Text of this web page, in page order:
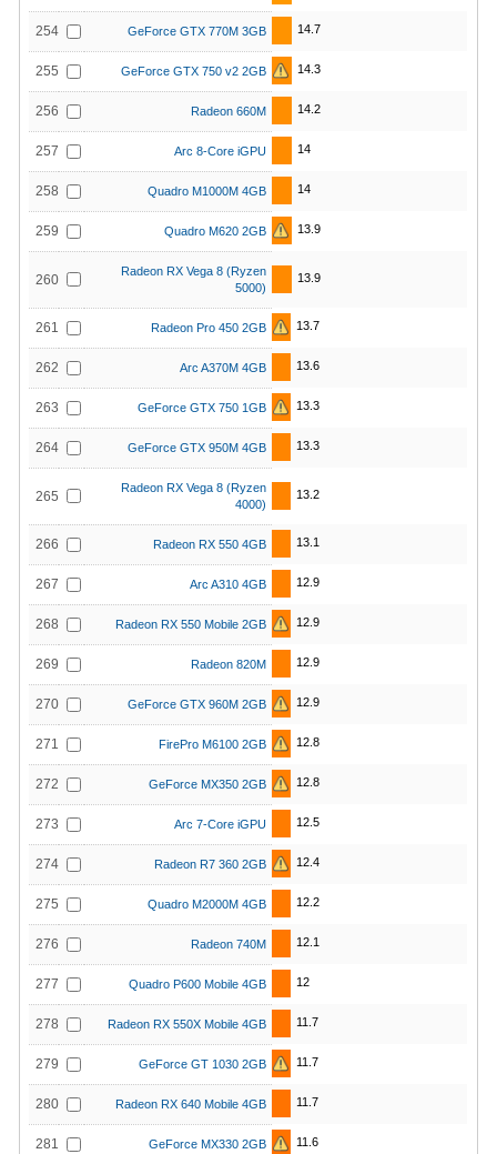
254 GeForce GTX 770M 3GB 14.7
255 GeForce GTX 750 v2 2GB 14.3
256 Radeon 660M 14.2
257 Arc 8-Core iGPU 14
258 Quadro M1000M 4GB 14
259 Quadro M620 2GB 13.9
260
Radeon RX Vega 8 (Ryzen
5000)
13.9
261 Radeon Pro 450 2GB 13.7
262 Arc A370M 4GB 13.6
263 GeForce GTX 750 1GB 13.3
264 GeForce GTX 950M 4GB 13.3
265
Radeon RX Vega 8 (Ryzen
4000)
13.2
266 Radeon RX 550 4GB 13.1
267 Arc A310 4GB 12.9
268 Radeon RX 550 Mobile 2GB 12.9
269 Radeon 820M 12.9
270 GeForce GTX 960M 2GB 12.9
271 FirePro M6100 2GB 12.8
272 GeForce MX350 2GB 12.8
273 Arc 7-Core iGPU 12.5
274 Radeon R7 360 2GB 12.4
275 Quadro M2000M 4GB 12.2
276 Radeon 740M 12.1
277 Quadro P600 Mobile 4GB 12
278 Radeon RX 550X Mobile 4GB 11.7
279 GeForce GT 1030 2GB 11.7
280 Radeon RX 640 Mobile 4GB 11.7
281 GeForce MX330 2GB 11.6